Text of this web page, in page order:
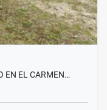
EN EL CARMEN…